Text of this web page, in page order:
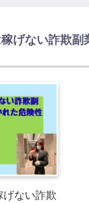
げない詐欺
げない詐欺